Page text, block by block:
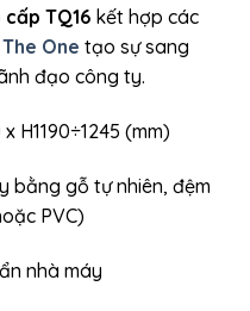
TQ16 kết hợp các
One tạo sự sang
đạo công ty.
H1190÷1245 (mm)
bằng gỗ tự nhiên, đệm
PVC)
nhà máy